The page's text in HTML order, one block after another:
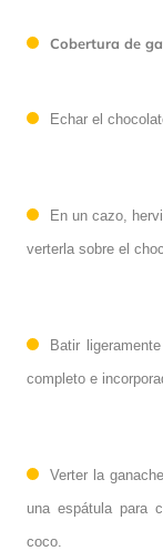
Cobertura de
Echar el
En uncazo , h
verterla sobre el
Batir ligeramente
completo e
Verter la
una espátula para
coco.